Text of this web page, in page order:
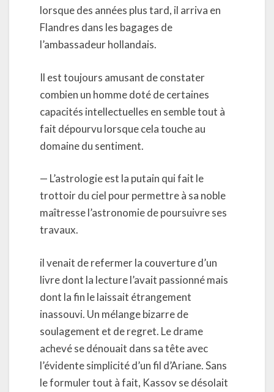
lorsque des années plus tard, il arriva en
Flandres dans les bagages de
l’ambassadeur hollandais.
Il est toujours amusant de constater
combien un homme doté de certaines
capacités intellectuelles en semble tout à
fait dépourvu lorsque cela touche au
domaine du sentiment.
— L’astrologie est la putain qui fait le
trottoir du ciel pour permettre à sa noble
maîtresse l’astronomie de poursuivre ses
travaux.
il venait de refermer la couverture d’un
livre dont la lecture l’avait passionné mais
dont la fin le laissait étrangement
inassouvi. Un mélange bizarre de
soulagement et de regret. Le drame
achevé se dénouait dans sa tête avec
l’évidente simplicité d’un fil d’Ariane. Sans
le formuler tout à fait, Kassov se désolait